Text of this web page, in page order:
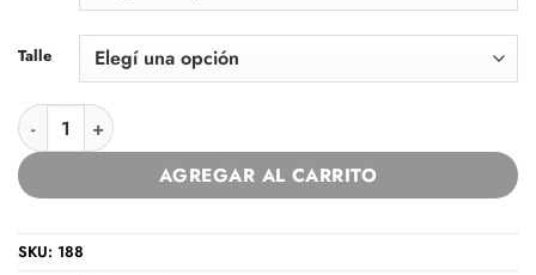
Talle
WIDE LEG BUFANDA CELESTE cantidad
AGREGAR AL CARRITO
SKU: 188